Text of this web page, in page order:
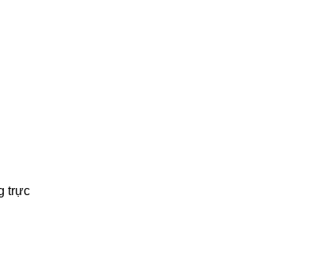
trực